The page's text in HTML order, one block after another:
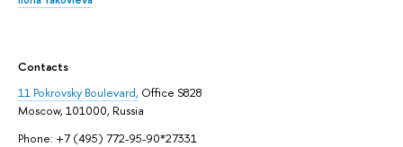
Contacts
11 Pokrovsky Boulevard, Office S828
Moscow, 101000, Russia
Phone: +7 (495) 772-95-90*27331